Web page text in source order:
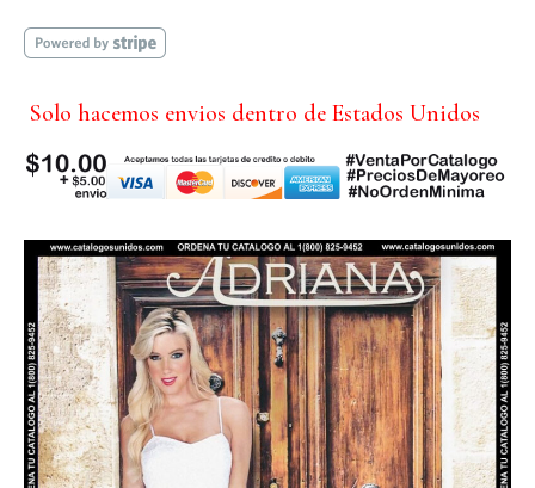
Solo hacemos envios dentro de Estados Unidos